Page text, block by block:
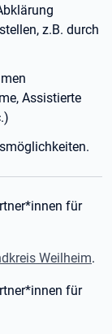
z.B. durch
Assistierte
für
Weilheim.
für